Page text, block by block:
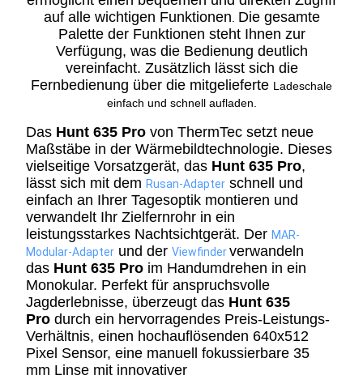
auf alle wichtigen Funktionen Die gesamte
Palette der Funktionen steht Ihnen zur
Verfügung, was die Bedienung deutlich
vereinfacht. Zusätzlich lässt sich die
Fernbedienung über die mitgelieferte Ladeschale
einfach und schnell aufladen.
Das Hunt 635 Pro von ThermTec setzt neue
Maßstäbe in der Wärmebildtechnologie. Dieses
vielseitige Vorsatzgerät, das Hunt 635 Pro,
lässt sich mit dem Rusan-Adapter schnell und
einfach an Ihrer Tagesoptik montieren und
verwandelt Ihr Zielfernrohr in ein
leistungsstarkes Nachtsichtgerät. Der MAR-
Modular-Adapter und der Viewfinderverwandeln
das Hunt 635 Pro im Handumdrehen in ein
Monokular. Perfekt für anspruchsvolle
Jagderlebnisse, überzeugt das Hunt 635
Pro durch ein hervorragendes Preis-Leistungs-
Verhältnis, einen hochauflösenden 640x512
Pixel Sensor, eine manuell fokussierbare 35
mm Linse mit innovativer